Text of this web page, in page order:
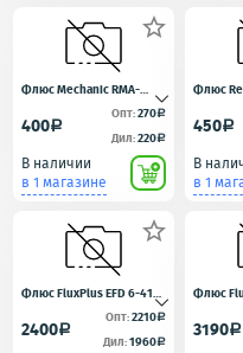

Флюс Mechanic RMA-
среднеактивный,
безотмывочный)
400a
Опт:270a
Дил:220a
В наличии
в 1 магазине
Флюс
450a
В
в 1

Флюс FluxPlus EFD 6-411-
2400a
Опт:2210a
Дил:1960a
Флюс
3190a